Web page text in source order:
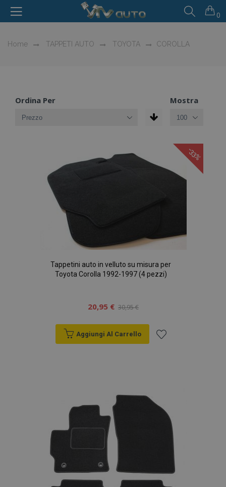
0
Home TAPPETI AUTO TOYOTA COROLLA
Ordina Per Mostra
-33%
Tappetini auto in velluto su misura per
Toyota Corolla 1992-1997 (4 pezzi)
20,95 € 30,95 €
Aggiungi Al Carrello
desideri